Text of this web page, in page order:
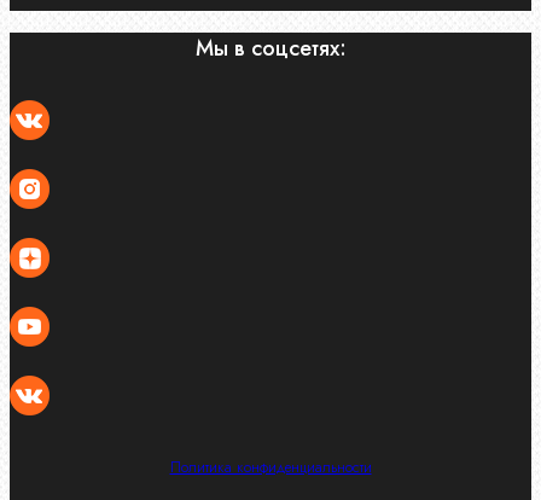
Мы в соцсетях:
Политика конфиденциальности